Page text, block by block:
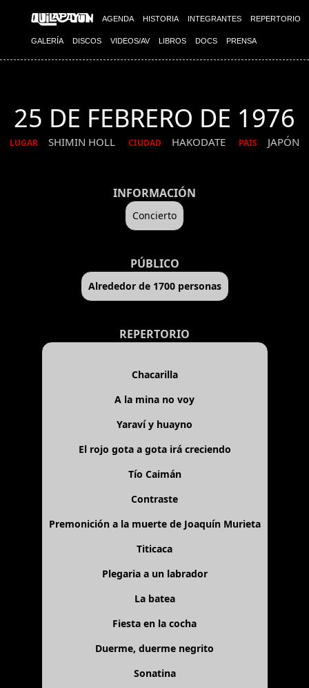
AGENDA HISTORIA INTEGRANTES REPERTORIO
GALERÍA DISCOS VIDEOS/AV LIBROS DOCS PRENSA
25 DE FEBRERO DE 1976
LUGAR SHIMIN HOLL CIUDAD HAKODATE PAIS JAPÓN
INFORMACIÓN
Concierto
PÚBLICO
Alrededor de 1700 personas
REPERTORIO
Chacarilla
A la mina no voy
Yaraví y huayno
El rojo gota a gota irá creciendo
Tío Caimán
Contraste
Premonición a la muerte de Joaquín Murieta
Titicaca
Plegaria a un labrador
La batea
Fiesta en la cocha
Duerme, duerme negrito
Sonatina